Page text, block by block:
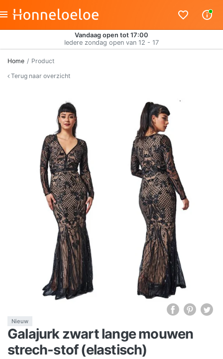
Vandaag open tot 17:00
Iedere zondag open van 12 - 17
Home
Product
Terug naar overzicht
Nieuw
Galajurk zwart lange mouwen
strech-stof (elastisch)